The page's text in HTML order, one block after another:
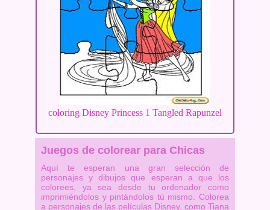
coloring Disney Princess 1 Tangled Rapunzel
Juegos de colorear para Chicas
Aquí te esperan una gran selección de
personajes y dibujos que esperan a que los
colorees, ya sea desde tu ordenador como
imprimiéndolos y pintándolos tú mismo. Colorea
a personajes de las películas Disney, como Tiana